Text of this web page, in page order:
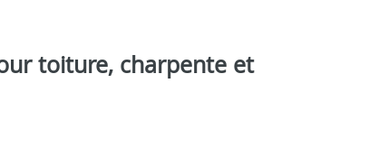
toiture, charpente et